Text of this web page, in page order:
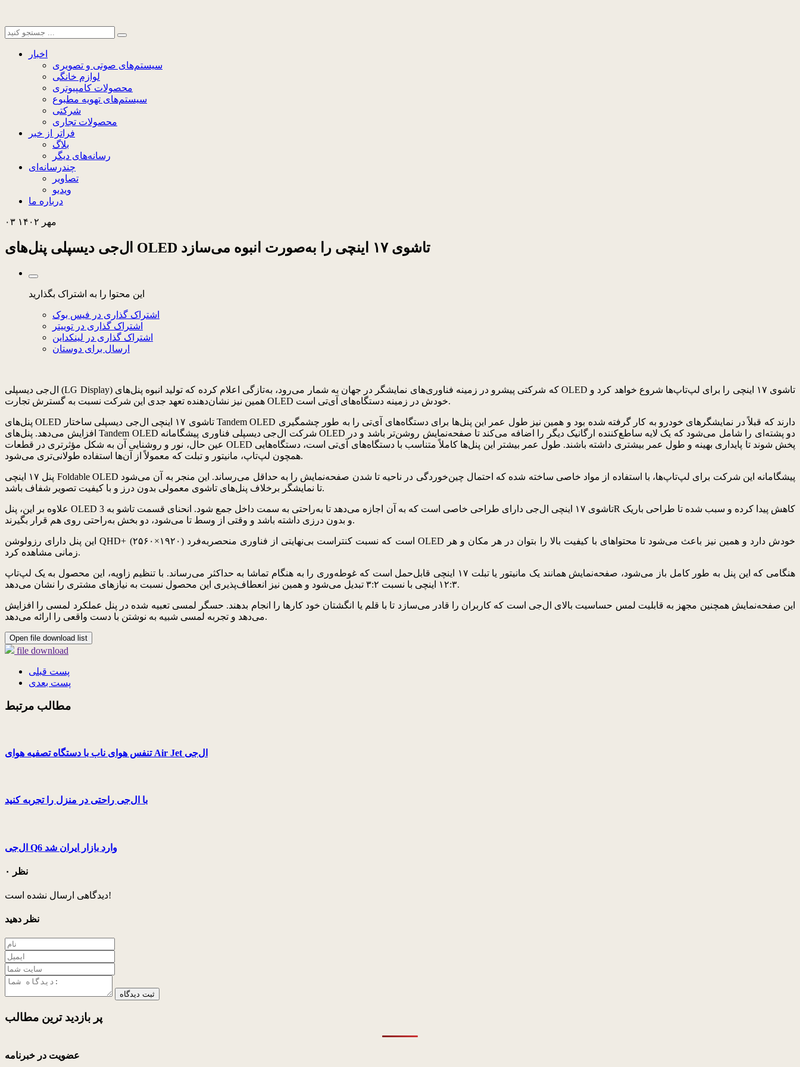
اخبار
سیستم‌های صوتی و تصویری
لوازم خانگی
محصولات کامپیوتری
سیستم‌های تهویه مطبوع
شرکتی
محصولات تجاری
فراتر از خبر
بلاگ
رسانه‌های دیگر
چندرسانه‌ای
تصاویر
ویدیو
درباره ما
۰۳ مهر ۱۴۰۲
ال‌جی دیسپلی پنل‌های OLED تاشوی ۱۷ اینچی را به‌صورت انبوه می‌سازد
این محتوا را به اشتراک بگذارید
اشتراک گذاری در فیس بوک
اشتراک گذاری در توییتر
اشتراک گذاری در لینکداین
ارسال برای دوستان
ال‌جی دیسپلی (LG Display) که شرکتی پیشرو در زمینه فناوری‌های نمایشگر در جهان به شمار می‌رود، به‌تازگی اعلام کرده که تولید انبوه پنل‌های OLED تاشوی ۱۷ اینچی را برای لپ‌تاپ‌ها شروع خواهد کرد و
همین نیز نشان‌دهنده تعهد جدی این شرکت نسبت به گسترش تجارت OLED خودش در زمینه دستگاه‌های آی‌تی است.
پنل‌های OLED تاشوی ۱۷ اینچی ال‌جی دیسپلی ساختار Tandem OLED دارند که قبلاً در نمایشگرهای خودرو به کار گرفته شده بود و همین نیز طول عمر این پنل‌ها برای دستگاه‌های آی‌تی را به طور چشمگیری
افزایش می‌دهد. پنل‌های Tandem OLED شرکت ال‌جی دیسپلی فناوری پیشگامانه OLED دو پشته‌ای را شامل می‌شود که یک لایه ساطع‌کننده ارگانیک دیگر را اضافه می‌کند تا صفحه‌نمایش روشن‌تر باشد و در
عین حال، نور و روشنایی آن به شکل مؤثرتری در قطعات OLED پخش شوند تا پایداری بهینه و طول عمر بیشتری داشته باشند. طول عمر بیشتر این پنل‌ها کاملاً متناسب با دستگاه‌های آی‌تی است، دستگاه‌هایی
همچون لپ‌تاپ، مانیتور و تبلت که معمولاً از آن‌ها استفاده طولانی‌تری می‌شود.
پنل ۱۷ اینچی Foldable OLED پیشگامانه این شرکت برای لپ‌تاپ‌ها، با استفاده از مواد خاصی ساخته شده که احتمال چین‌خوردگی در ناحیه تا شدن صفحه‌نمایش را به حداقل می‌رساند. این منجر به آن می‌شود
تا نمایشگر برخلاف پنل‌های تاشوی معمولی بدون درز و با کیفیت تصویر شفاف باشد.
علاوه بر این، پنل OLED تاشوی ۱۷ اینچی ال‌جی دارای طراحی خاصی است که به آن اجازه می‌دهد تا به‌راحتی به سمت داخل جمع شود. انحنای قسمت تاشو به 3R کاهش پیدا کرده و سبب شده تا طراحی باریک
و بدون درزی داشته باشد و وقتی از وسط تا می‌شود، دو بخش به‌راحتی روی هم قرار بگیرند.
این پنل دارای رزولوشن QHD+ (۲۵۶۰×۱۹۲۰) است که نسبت کنتراست بی‌نهایتی از فناوری منحصربه‌فرد OLED خودش دارد و همین نیز باعث می‌شود تا محتواهای با کیفیت بالا را بتوان در هر مکان و هر
زمانی مشاهده کرد.
هنگامی که این پنل به طور کامل باز می‌شود، صفحه‌نمایش همانند یک مانیتور یا تبلت ۱۷ اینچی قابل‌حمل است که غوطه‌وری را به هنگام تماشا به حداکثر می‌رساند. با تنظیم زاویه، این محصول به یک لپ‌تاپ
۱۲:۳ اینچی با نسبت ۳:۲ تبدیل می‌شود و همین نیز انعطاف‌پذیری این محصول نسبت به نیازهای مشتری را نشان می‌دهد.
این صفحه‌نمایش همچنین مجهز به قابلیت لمس حساسیت بالای ال‌جی است که کاربران را قادر می‌سازد تا با قلم یا انگشتان خود کارها را انجام بدهند. حسگر لمسی تعبیه شده در پنل عملکرد لمسی را افزایش
می‌دهد و تجربه لمسی شبیه به نوشتن با دست واقعی را ارائه می‌دهد.
Open file download list
file download
پست قبلی
پست بعدی
مطالب مرتبط
تنفس هوای ناب با دستگاه تصفیه هوای Air Jet ال‌جی
با ال‌جی راحتی در منزل را تجربه کنید
ال‌جی Q6 وارد بازار ایران شد
۰ نظر
دیدگاهی ارسال نشده است!
نظر دهید
ثبت دیدگاه
پر بازدید ترین مطالب
عضویت در خبرنامه